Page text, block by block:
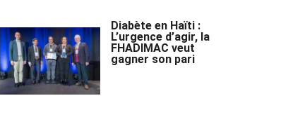
Diabète en Haïti :
L’urgence d’agir, la
FHADIMAC veut
gagner son pari